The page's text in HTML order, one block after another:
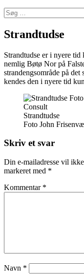
Søg
efter:
Strandtudse
Strandtudse er i nyere
nemlig Bøtø Nor på
strandengsområde på
kendes den i nyere tid
Strandtudse
Foto John
Skriv et svar
Din e-mailadresse vil
markeret med *
Kommentar *
Navn *